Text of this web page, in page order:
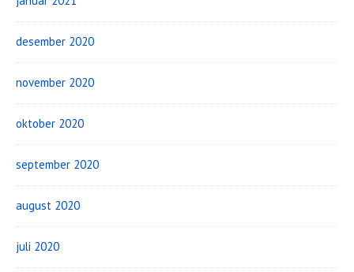
desember 2020
november 2020
oktober 2020
september 2020
august 2020
juli 2020